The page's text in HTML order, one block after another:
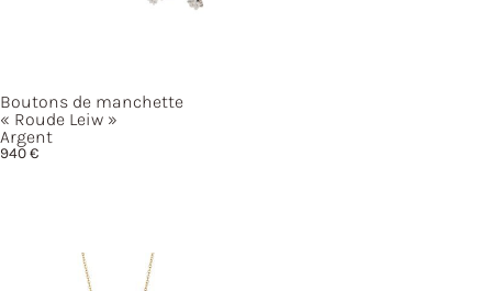
Boutons de manchette
« Roude Leiw »
Argent
940€